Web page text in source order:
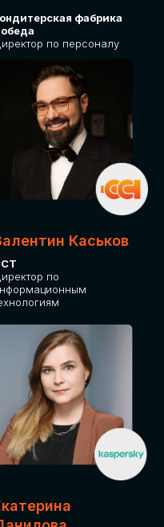
фабрика
по персоналу
Каськов
по